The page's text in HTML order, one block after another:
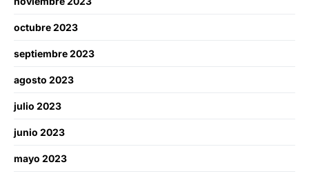
octubre 2023
septiembre 2023
agosto 2023
julio 2023
junio 2023
mayo 2023